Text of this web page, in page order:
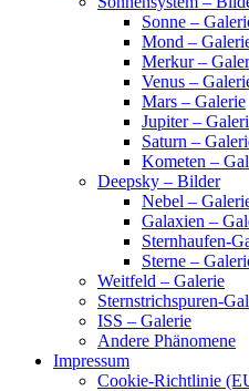
Sonne –
Mond –
Merkur –
Venus –
Mars – Galerie
Jupiter –
Saturn –
Kometen –
Deepsky – Bilder
Nebel –
Galaxien –
Sternhaufen-
Sterne –
Weitfeld – Galerie
Sternstrichspuren-
ISS – Galerie
Andere Phänomene
Impressum
Cookie-Richtlinie